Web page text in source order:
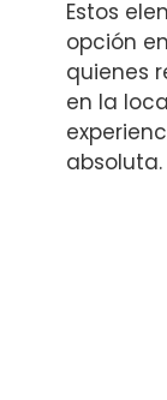
Estos
opción
quienes
en la
absoluta.